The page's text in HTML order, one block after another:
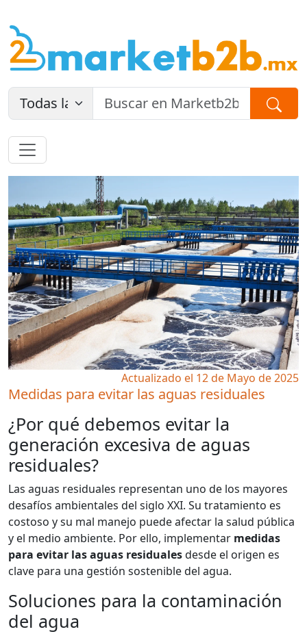
Actualizado el 12 de Mayo de 2025
Medidas para evitar las aguas residuales
¿Por qué debemos evitar la
generación excesiva de aguas
residuales?
Las aguas residuales representan uno de los mayores
desafíos ambientales del siglo XXI. Su tratamiento es
costoso y su mal manejo puede afectar la salud pública
y el medio ambiente. Por ello, implementar medidas
para evitar las aguas residualesdesde el origen es
clave para una gestión sostenible del agua.
Soluciones para la contaminación
del agua